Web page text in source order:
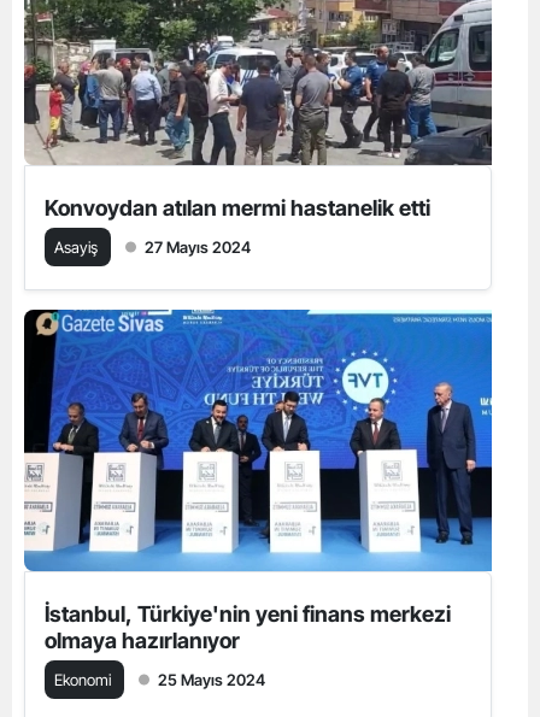
Konvoydan atılan mermi hastanelik etti
Asayiş 27 Mayıs 2024
İstanbul, Türkiye'nin yeni finans merkezi
olmaya hazırlanıyor
Ekonomi 25 Mayıs 2024